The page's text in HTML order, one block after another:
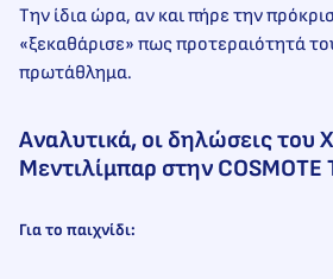
Την ίδια ώρα, αν και πήρε την
«ξεκαθάρισε» πως προτεραιότητά
πρωτάθλημα.
Αναλυτικά, οι δηλώσεις του
Μεντιλίμπαρ στην COSMOTE
Για το παιχνίδι: